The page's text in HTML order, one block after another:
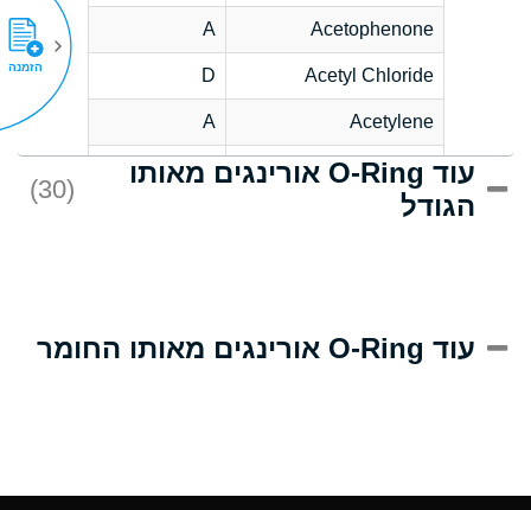
Acetophenone
A
Acetyl Chloride
D
Acetylene
A
Acrlylonitrile
D
Adipic Acid
(Aqueous)
עוד O-Ring אורינגים מאותו
הגודל
(30)
עוד O-Ring אורינגים מאותו החומר
הזמנה